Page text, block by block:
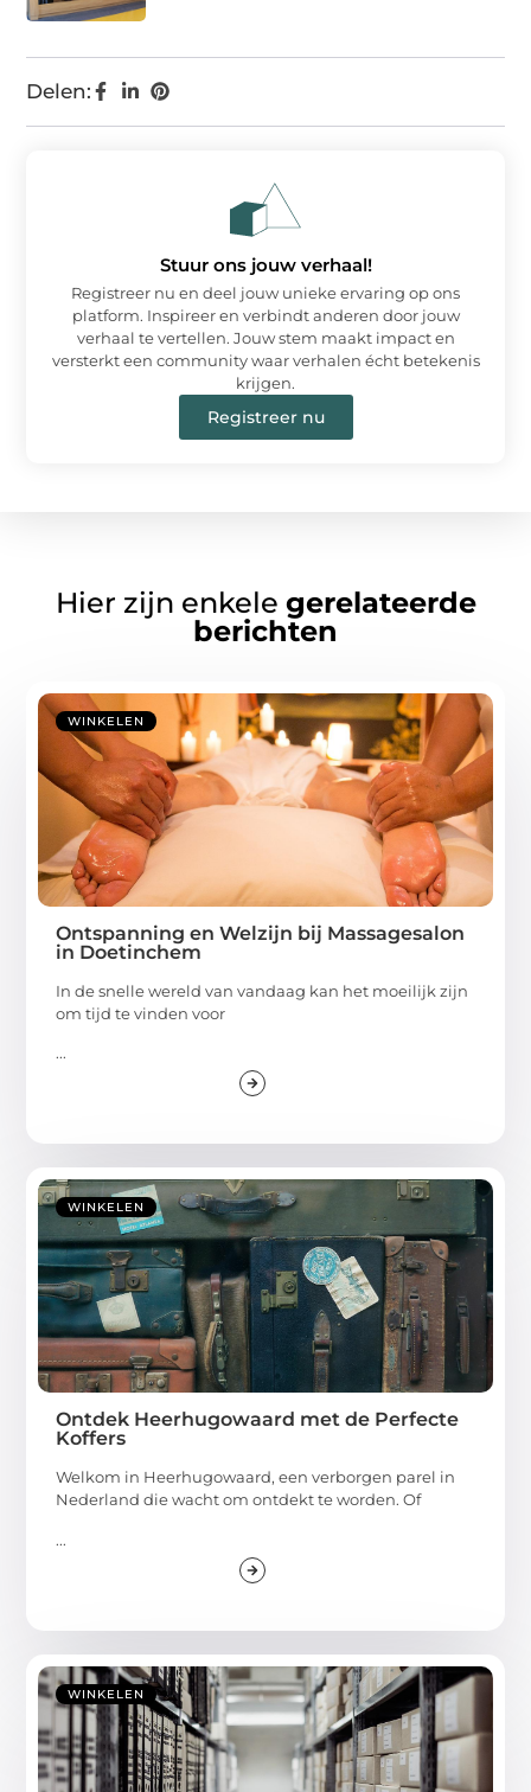
Delen:
Stuur ons jouw verhaal!
Registreer nu en deel jouw unieke ervaring op ons
platform. Inspireer en verbindt anderen door jouw
verhaal te vertellen. Jouw stem maakt impact en
versterkt een community waar verhalen écht betekenis
krijgen.
Registreer nu
Hier zijn enkele gerelateerde
berichten
WINKELEN
Ontspanning en Welzijn bij Massagesalon
in Doetinchem
In de snelle wereld van vandaag kan het moeilijk zijn
om tijd te vinden voor
...
WINKELEN
Ontdek Heerhugowaard met de Perfecte
Koffers
Welkom in Heerhugowaard, een verborgen parel in
Nederland die wacht om ontdekt te worden. Of
...
WINKELEN